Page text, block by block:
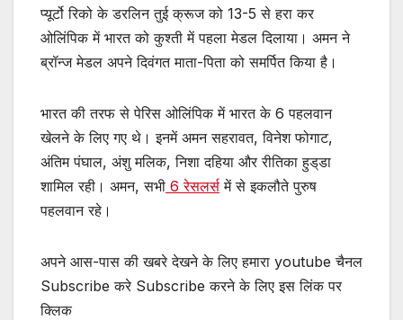
प्यूर्टो रिको के डरलिन तुई क्रूज को 13-5 से हरा कर
ओलिंपिक में भारत को कुश्ती में पहला मेडल दिलाया। अमन ने
ब्रॉन्ज मेडल अपने दिवंगत माता-पिता को समर्पित किया है।
भारत की तरफ से पेरिस ओलिंपिक में भारत के 6 पहलवान
खेलने के लिए गए थे। इनमें अमन सहरावत, विनेश फोगाट,
अंतिम पंघाल, अंशु मलिक, निशा दहिया और रीतिका हुड्‌डा
शामिल रही। अमन, सभी 6 रेसलर्स में से इकलौते पुरुष
पहलवान रहे।
अपने आस-पास की खबरे देखने के लिए हमारा youtube चैनल
Subscribe करे Subscribe करने के लिए इस लिंक पर
क्लिक